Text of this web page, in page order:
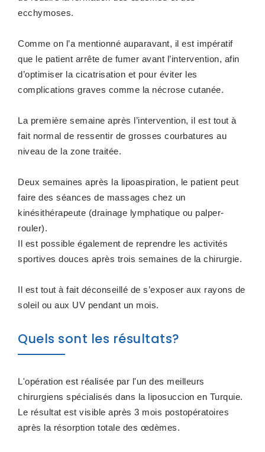
ecchymoses.
Comme on l’a mentionné auparavant, il est impératif
que le patient arrête de fumer avant l’intervention, afin
d’optimiser la cicatrisation et pour éviter les
complications graves comme la nécrose cutanée.
La première semaine après l’intervention, il est tout à
fait normal de ressentir de grosses courbatures au
niveau de la zone traitée.
Deux semaines après la lipoaspiration, le patient peut
faire des séances de massages chez un
kinésithérapeute (drainage lymphatique ou palper-
rouler).
Il est possible également de reprendre les activités
sportives douces après trois semaines de la chirurgie.
Il est tout à fait déconseillé de s’exposer aux rayons de
soleil ou aux UV pendant un mois.
Quels sont les résultats?
L'opération est réalisée par l'un des meilleurs
chirurgiens spécialisés dans la liposuccion en Turquie.
Le résultat est visible après 3 mois postopératoires
après la résorption totale des œdèmes.